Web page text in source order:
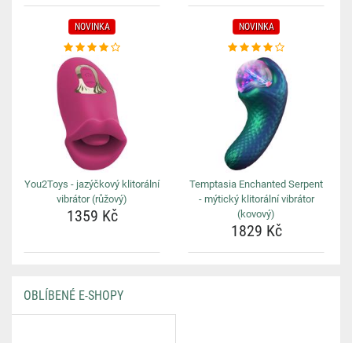
NOVINKA
You2Toys - jazýčkový klitorální
vibrátor (růžový)
1359 Kč
NOVINKA
Temptasia Enchanted Serpent
- mýtický klitorální vibrátor
(kovový)
1829 Kč
OBLÍBENÉ E-SHOPY